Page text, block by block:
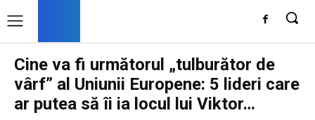
Cine va fi următorul „tulburător de
vârf” al Uniunii Europene: 5 lideri care
ar putea să îi ia locul lui Viktor…